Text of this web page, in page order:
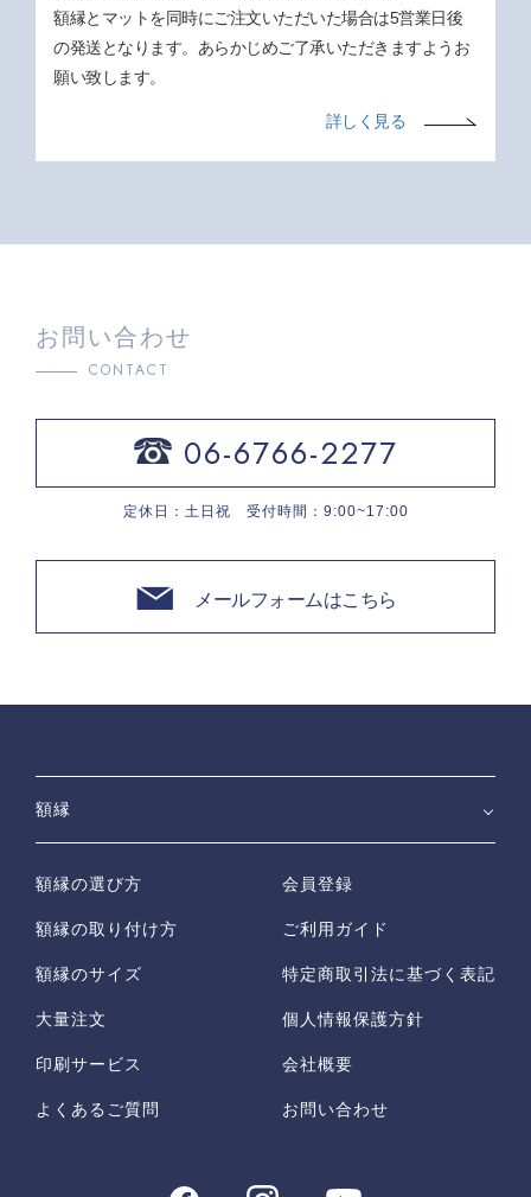
額縁とマットを同時にご注文いただいた場合は5営業日後
の発送となります。あらかじめご了承いただきますようお
願い致します。
詳しく見る
お問い合わせ
CONTACT
06-6766-2277
定休日：土日祝 受付時間：9:00~17:00
メールフォームはこちら
額縁
額縁の選び方
額縁の取り付け方
額縁のサイズ
大量注文
印刷サービス
よくあるご質問
会員登録
ご利用ガイド
特定商取引法に基づく表記
個人情報保護方針
会社概要
お問い合わせ